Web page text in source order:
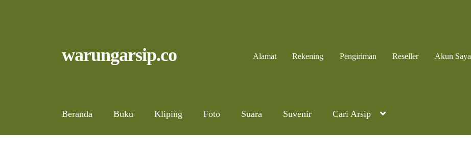
to
to
warungarsip.co Alamat Rekening Pengiriman Reseller Akun Saya
Beranda Buku Kliping Foto Suara Suvenir Cari Arsip